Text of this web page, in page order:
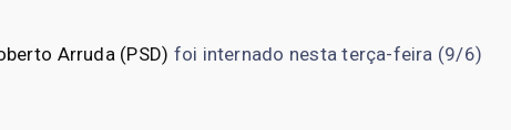
Arruda (PSD) foi internado nesta terça-feira (9/6)